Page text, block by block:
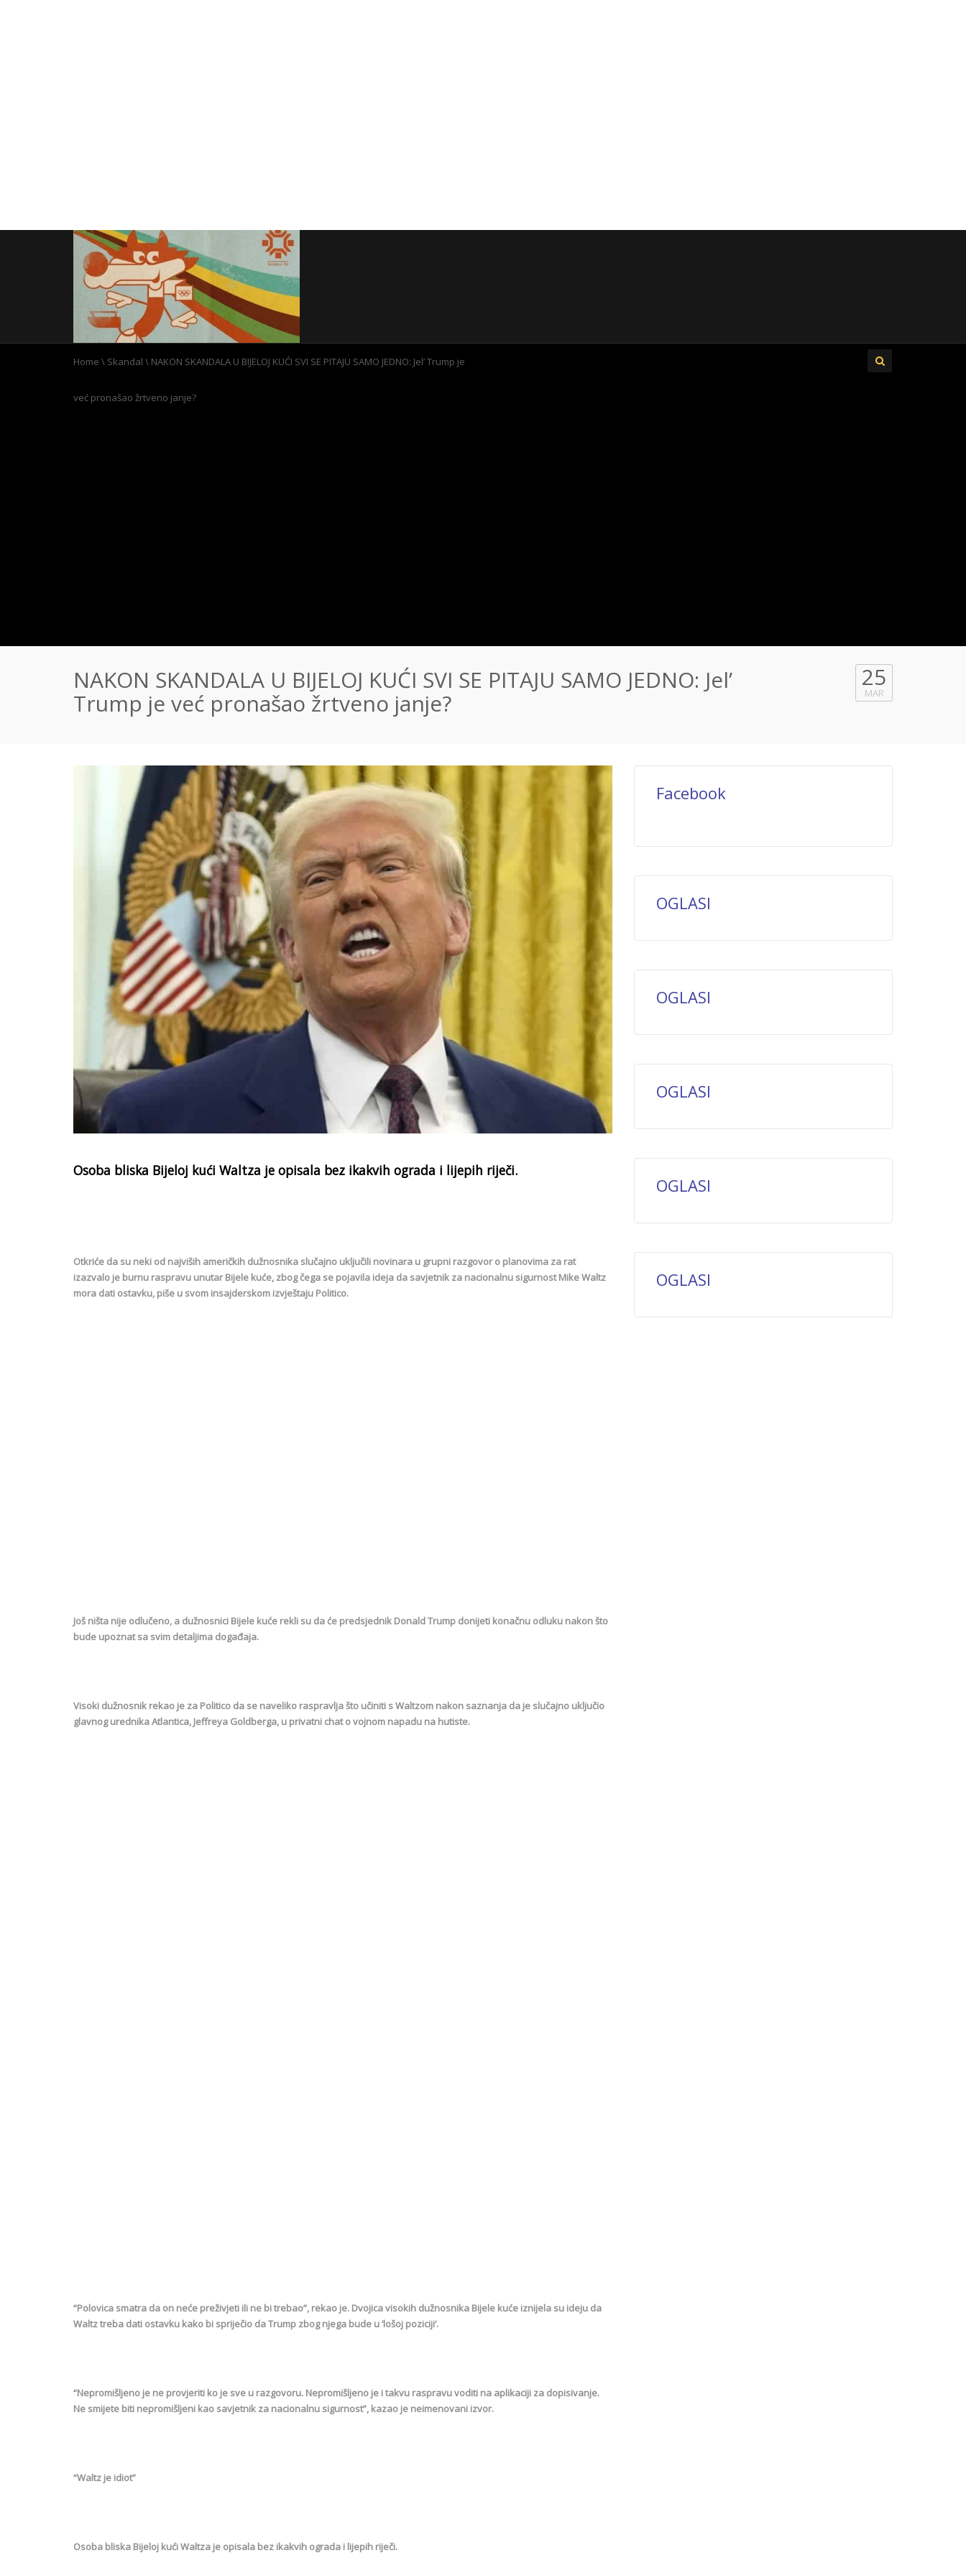
Home \ Skandal \ NAKON SKANDALA U BIJELOJ KUĆI SVI SE PITAJU SAMO JEDNO: Jel’ Trump je
već pronašao žrtveno janje?
NAKON SKANDALA U BIJELOJ KUĆI SVI SE PITAJU SAMO JEDNO: Jel’
Trump je već pronašao žrtveno janje?
25
MAR
Osoba bliska Bijeloj kući Waltza je opisala bez ikakvih ograda i lijepih riječi.
Otkriće da su neki od najviših američkih dužnosnika slučajno uključili novinara u grupni razgovor o planovima za rat
izazvalo je burnu raspravu unutar Bijele kuće, zbog čega se pojavila ideja da savjetnik za nacionalnu sigurnost Mike Waltz
mora dati ostavku, piše u svom insajderskom izvještaju Politico.
Još ništa nije odlučeno, a dužnosnici Bijele kuće rekli su da će predsjednik Donald Trump donijeti konačnu odluku nakon što
bude upoznat sa svim detaljima događaja.
Visoki dužnosnik rekao je za Politico da se naveliko raspravlja što učiniti s Waltzom nakon saznanja da je slučajno uključio
glavnog urednika Atlantica, Jeffreya Goldberga, u privatni chat o vojnom napadu na hutiste.
“Polovica smatra da on neće preživjeti ili ne bi trebao”, rekao je. Dvojica visokih dužnosnika Bijele kuće iznijela su ideju da
Waltz treba dati ostavku kako bi spriječio da Trump zbog njega bude u ‘lošoj poziciji‘.
“Nepromišljeno je ne provjeriti ko je sve u razgovoru. Nepromišljeno je i takvu raspravu voditi na aplikaciji za dopisivanje.
Ne smijete biti nepromišljeni kao savjetnik za nacionalnu sigurnost”, kazao je neimenovani izvor.
“Waltz je idiot”
Osoba bliska Bijeloj kući Waltza je opisala bez ikakvih ograda i lijepih riječi.
Facebook
OGLASI
OGLASI
OGLASI
OGLASI
OGLASI